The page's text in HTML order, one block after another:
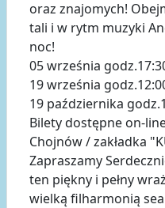
oraz znajomych!
tali i w rytm muzyki
noc!
05 września
19 września
19 października
Bilety dostępne on-
Chojnów / zakładka
Zapraszamy
ten piękny i pełny
wielką filharmonią